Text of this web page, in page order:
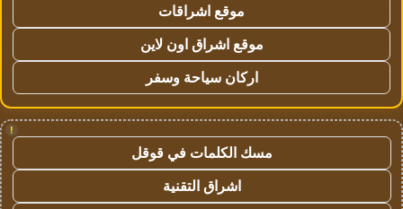
موقع اشراقات
موقع اشراق اون لاين
اركان سياحة وسفر
!
مسك الكلمات في قوقل
اشراق التقنية